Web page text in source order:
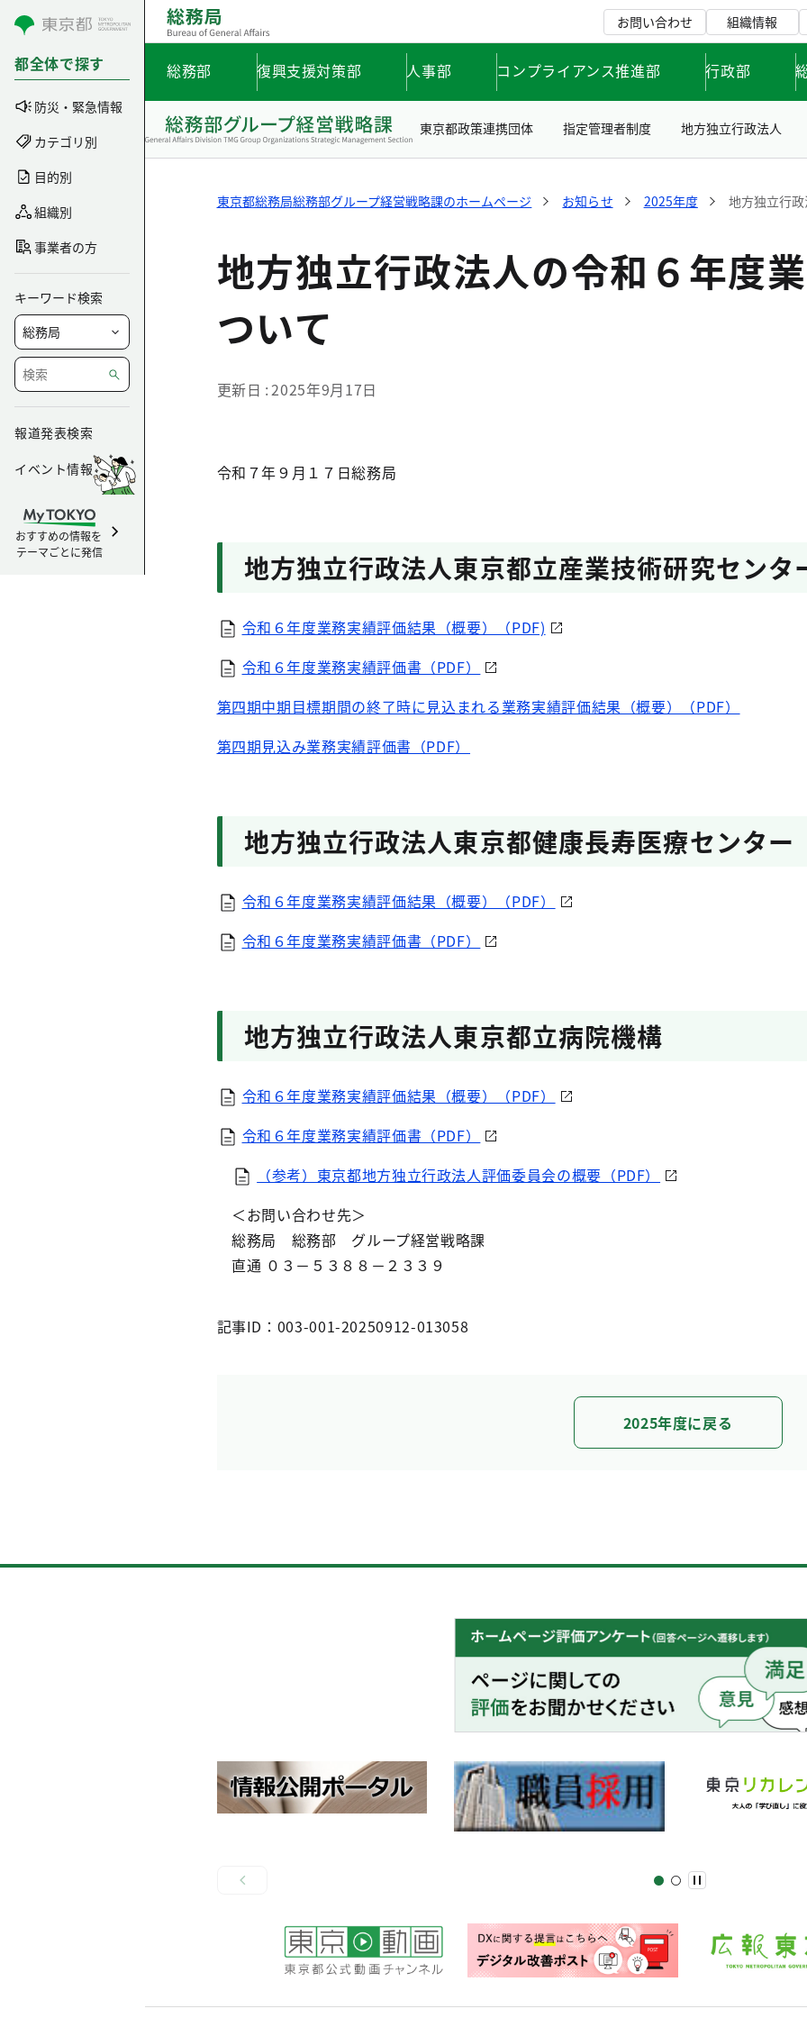
コンテンツにスキップ
都全体で探す
防災・緊急情報
カテゴリ別
目的別
組織別
事業者の方
キーワード検索
報道発表検索
イベント情報
おすすめの情報を
テーマごとに発信
お問い合わせ 組織情報
総務部 復興支援対策部 人事部 コンプライアンス推進部 行政部
東京都政策連携団体 指定管理者制度 地方独立行政法人
東京都総務局総務部グループ経営戦略課のホームページ お知らせ 2025年度 地方独立行
地方独立行政法人の令和６年度
ついて
更新日 2025年9月17日
令和７年９月１７日総務局
地方独立行政法人東京都立産業技術研究センタ
令和６年度業務実績評価結果（概要）（PDF)
令和６年度業務実績評価書（PDF）
第四期中期目標期間の終了時に見込まれる業務実績評価結果（概要）（PDF）
第四期見込み業務実績評価書（PDF）
地方独立行政法人東京都健康長寿医療センター
令和６年度業務実績評価結果（概要）（PDF）
令和６年度業務実績評価書（PDF）
地方独立行政法人東京都立病院機構
令和６年度業務実績評価結果（概要）（PDF）
令和６年度業務実績評価書（PDF）
（参考）東京都地方独立行政法人評価委員会の概要（PDF）
＜お問い合わせ先＞
総務局 総務部 グループ経営戦略課
直通 ０３－５３８８－２３３９
記事ID：003-001-20250912-013058
2025年度に戻る